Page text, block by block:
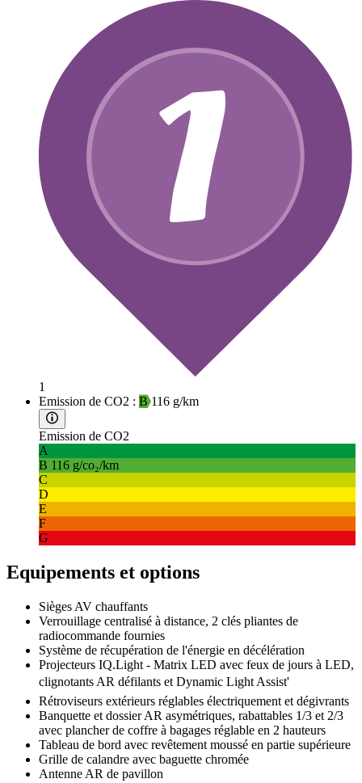
1
Emission de CO2 : B116 g/km
Emission de CO2
A
B 116 g/co₂/km
C
D
E
F
G
Equipements et options
Sièges AV chauffants
Verrouillage centralisé à distance, 2 clés pliantes de
radiocommande fournies
Système de récupération de l'énergie en décélération
Projecteurs IQ.Light - Matrix LED avec feux de jours à LED,
clignotants AR défilants et Dynamic Light Assist'
Rétroviseurs extérieurs réglables électriquement et dégivrants
Banquette et dossier AR asymétriques, rabattables 1/3 et 2/3
avec plancher de coffre à bagages réglable en 2 hauteurs
Tableau de bord avec revêtement moussé en partie supérieure
Grille de calandre avec baguette chromée
Antenne AR de pavillon